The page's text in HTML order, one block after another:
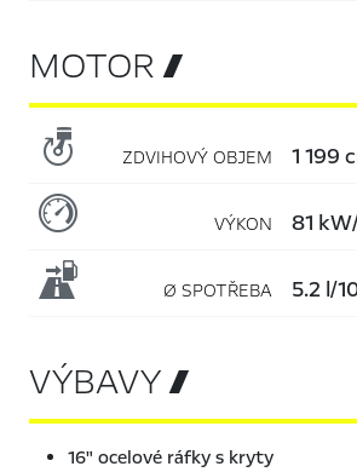
MOTOR 
 ZDVIHOVÝ OBJEM 1 199
 VÝKON 81
 Ø SPOTŘEBA 5.2 l/
VÝBAVY 
16" ocelové ráfky s kryty